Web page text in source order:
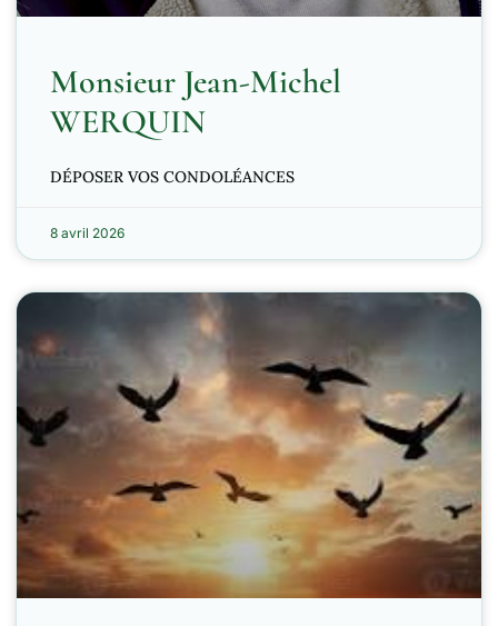
Monsieur Jean-Michel
WERQUIN
DÉPOSER VOS CONDOLÉANCES
8 avril 2026